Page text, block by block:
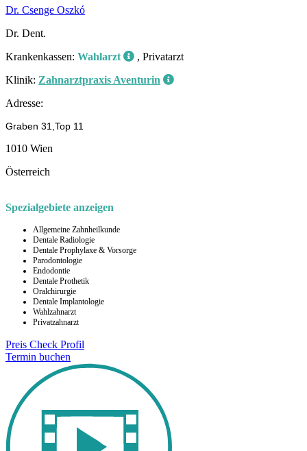
Dr. Csenge Oszkó
Dr. Dent.
Krankenkassen: Wahlarzt
, Privatarzt
Klinik: Zahnarztpraxis Aventurin
Adresse:
Graben 31,Top 11
1010 Wien
Österreich
Spezialgebiete anzeigen
Allgemeine Zahnheilkunde
Dentale Radiologie
Dentale Prophylaxe & Vorsorge
Parodontologie
Endodontie
Dentale Prothetik
Oralchirurgie
Dentale Implantologie
Wahlzahnarzt
Privatzahnarzt
Preis Check Profil
Termin buchen